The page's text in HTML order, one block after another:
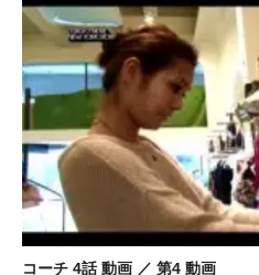
コーチ 4話 動画 ／ 第4 動画